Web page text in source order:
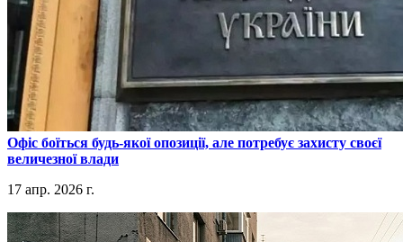
​Офіс боїться будь-якої опозиції, але потребує захисту своєї
величезної влади
17 апр. 2026 г.